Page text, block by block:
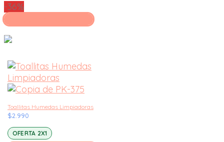
-36%
Seleccionar opciones
Toallitas Humedas Limpiadoras
$2.990
OFERTA 2X1